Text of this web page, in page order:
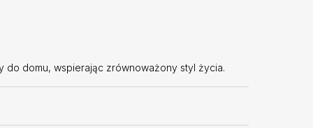
do domu, wspierając zrównoważony styl życia.